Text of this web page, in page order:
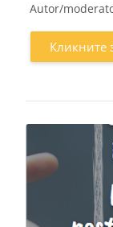
Autor/
Кликните